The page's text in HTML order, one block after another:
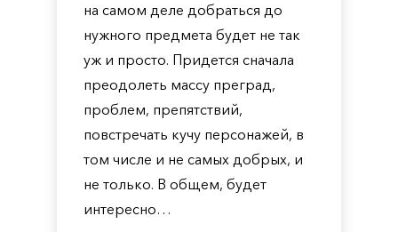
на самом деле добраться до
нужного предмета будет не так
уж и просто. Придется сначала
преодолеть массу преград,
проблем, препятствий,
повстречать кучу персонажей, в
том числе и не самых добрых, и
не только. В общем, будет
интересно…